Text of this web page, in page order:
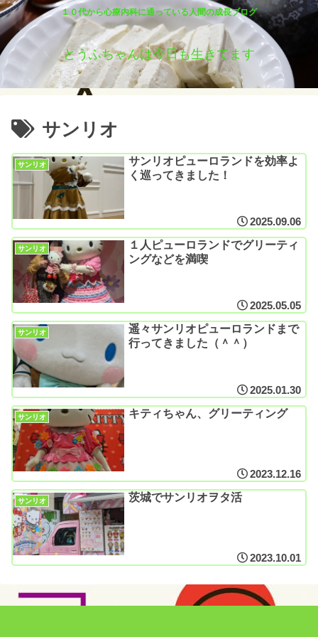
１０代から心療内科に通っている人間の成長ブログ
とうふちゃんは今日も生きてます
サンリオ
サンリオ
サンリオピューロランドを効率よ
く巡ってきました！
2025.09.06
サンリオ
１人ピューロランドでグリーティ
ングなどを満喫
2025.05.05
サンリオ
遥々サンリオピューロランドまで
行ってきました（＾＾）
2025.01.30
サンリオ キティちゃん、グリーティング
2023.12.16
サンリオ 茨城でサンリオヲタ活
2023.10.01